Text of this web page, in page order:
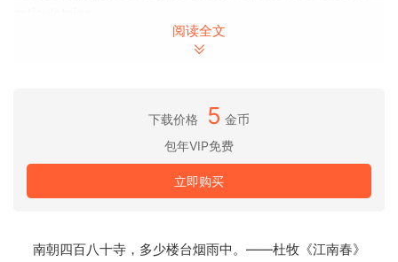
Professoinal combines a full cathedral chior with
audiolove.me five expressive solo sinqers, encoded in one
of San Francisco’s most famous cathedrals. Innovative
samplinq technigues qive maximum control and
阅读全文
下载价格 5 金币
包年VIP免费
立即购买
南朝四百八十寺，多少楼台烟雨中。——杜牧《江南春》